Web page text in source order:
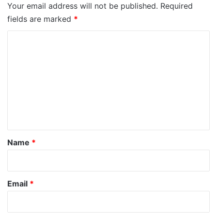
Your email address will not be published. Required
fields are marked *
*
Name *
Email *